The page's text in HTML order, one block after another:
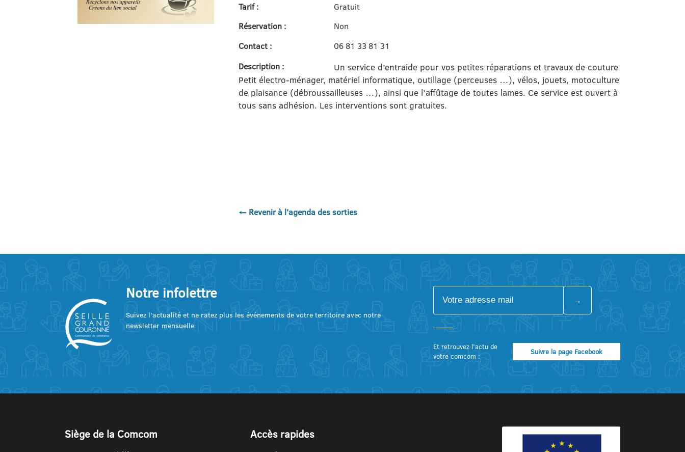
Tarif :
Gratuit
Réservation :
Non
Contact :
06 81 33 81 31
Description :
Un service d’entraide pour vos petites réparations et travaux de couture
Petit électro-ménager, matériel informatique, outillage (perceuses …), vélos, jouets, motoculture
de plaisance (débroussailleuses …), ainsi que l’affûtage de toutes lames. Ce service est ouvert à
tous sans adhésion. Les interventions sont gratuites.
← Revenir à l'agenda des sorties
Notre infolettre
Suivez l’actualité et ne ratez plus les événements de votre territoire avec notre
newsletter mensuelle
Et retrouvez l’actu de
votre comcom :
Suivre la page Facebook
Siège de la Comcom Accès rapides